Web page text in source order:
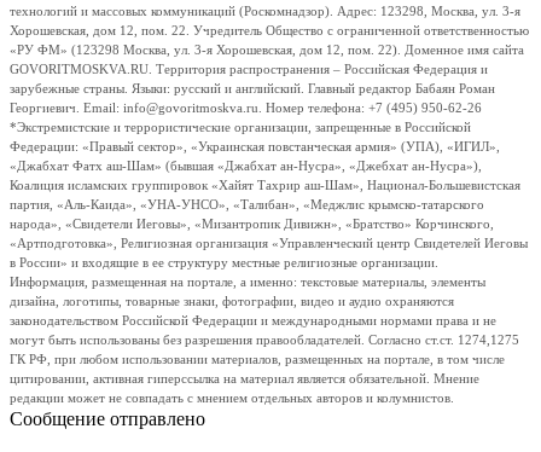
технологий и массовых коммуникаций (Роскомнадзор). Адрес: 123298, Москва, ул. 3-я
Хорошевская, дом 12, пом. 22. Учредитель Общество с ограниченной ответственностью
«РУ ФМ» (123298 Москва, ул. 3-я Хорошевская, дом 12, пом. 22). Доменное имя сайта
GOVORITMOSKVA.RU. Территория распространения – Российская Федерация и
зарубежные страны. Языки: русский и английский. Главный редактор Бабаян Роман
Георгиевич. Email: info@govoritmoskva.ru. Номер телефона: +7 (495) 950-62-26
*Экстремистские и террористические организации, запрещенные в Российской
Федерации: «Правый сектор», «Украинская повстанческая армия» (УПА), «ИГИЛ»,
«Джабхат Фатх аш-Шам» (бывшая «Джабхат ан-Нусра», «Джебхат ан-Нусра»),
Коалиция исламских группировок «Хайят Тахрир аш-Шам», Национал-Большевистская
партия, «Аль-Каида», «УНА-УНСО», «Талибан», «Меджлис крымско-татарского
народа», «Свидетели Иеговы», «Мизантропик Дивижн», «Братство» Корчинского,
«Артподготовка», Религиозная организация «Управленческий центр Свидетелей Иеговы
в России» и входящие в ее структуру местные религиозные организации.
Информация, размещенная на портале, а именно: текстовые материалы, элементы
дизайна, логотипы, товарные знаки, фотографии, видео и аудио охраняются
законодательством Российской Федерации и международными нормами права и не
могут быть использованы без разрешения правообладателей. Согласно ст.ст. 1274,1275
ГК РФ, при любом использовании материалов, размещенных на портале, в том числе
цитировании, активная гиперссылка на материал является обязательной. Мнение
редакции может не совпадать с мнением отдельных авторов и колумнистов.
Сообщение отправлено